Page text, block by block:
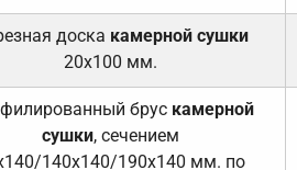
доска камерной сушки
20х100 мм.
брус камерной
сушки, сечением
140х140/190х140 мм. по